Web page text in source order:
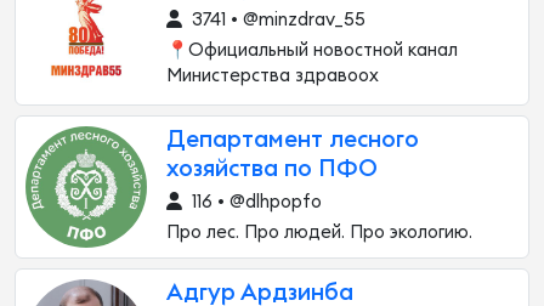
3741 • @minzdrav_55
📍Официальный новостной канал
Министерства здравоох
Департамент лесного
хозяйства по ПФО
116 • @dlhpopfo
Про лес. Про людей. Про экологию.
Адгур Ардзинба